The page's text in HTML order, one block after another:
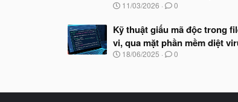
N
y
b
ắ
u
11/03/2026 0
Kỹ thuật giấu mã độc trong
vi, qua mặt phần mềm diệt
N
b
18/06/2025 0